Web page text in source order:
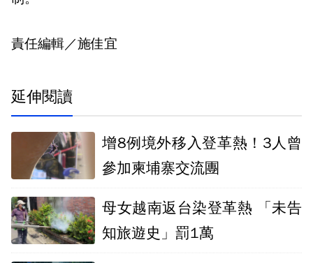
責任編輯／施佳宜
延伸閱讀
增8例境外移入登革熱！3人曾
參加柬埔寨交流團
母女越南返台染登革熱 「未告
知旅遊史」罰1萬